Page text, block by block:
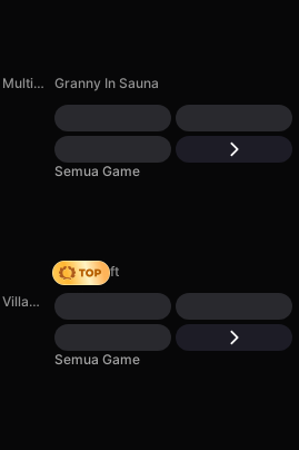
99 Nights in the Forest. Horror Multiplayer
Granny In Sauna
Semua Game
Trap Craft
Mine Mining Islands: Skyblock Village!
Semua Game